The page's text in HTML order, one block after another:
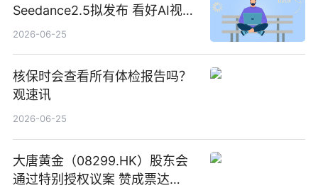
Seedance2.5拟发布 看好AI视频
创作工作流进一步提效
2026-06-25
核保时会查看所有体检报告吗？
观速讯
2026-06-25
大唐黄金（08299.HK）股东会
通过特别授权议案 赞成票达